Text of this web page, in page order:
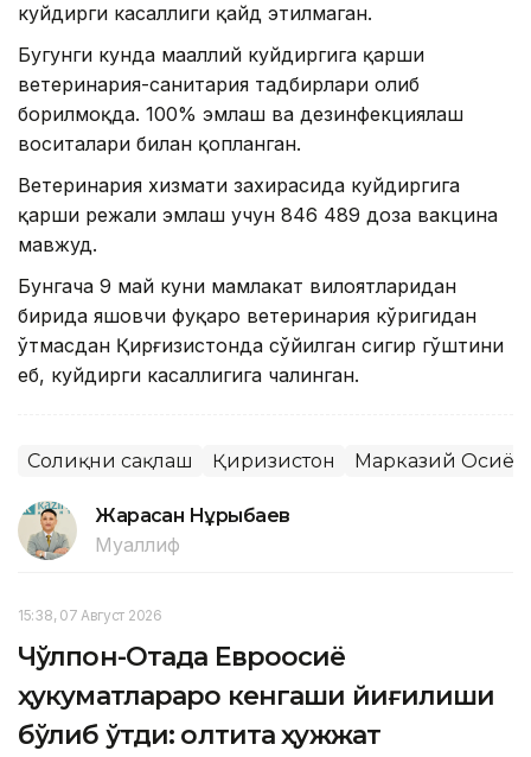
куйдирги касаллиги қайд этилмаган.
Бугунги кунда маҳаллий куйдиргига қарши
ветеринария-санитария тадбирлари олиб
борилмоқда. 100% эмлаш ва дезинфекциялаш
воситалари билан қопланган.
Ветеринария хизмати захирасида куйдиргига
қарши режали эмлаш учун 846 489 доза вакцина
мавжуд.
Бунгача 9 май куни мамлакат вилоятларидан
бирида яшовчи фуқаро ветеринария кўригидан
ўтмасдан Қирғизистонда сўйилган сигир гўштини
еб, куйдирги касаллигига чалинган.
Соғлиқни сақлаш Қирғизистон Марказий Осиё
Жарасқан Нұрыбаев
Муаллиф
15:38, 07 Август 2026
Чўлпон-Отада Евроосиё
ҳукуматлараро кенгаши йиғилиши
бўлиб ўтди: олтита ҳужжат